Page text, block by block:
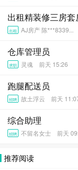
出租 AJ房产 陈***8339...
仓库管理员
求职 灵魂 前天 15:26
跑腿配送员
招聘 故土浮云 前天
综合助理
招聘 不留名女士 前天
推荐阅读